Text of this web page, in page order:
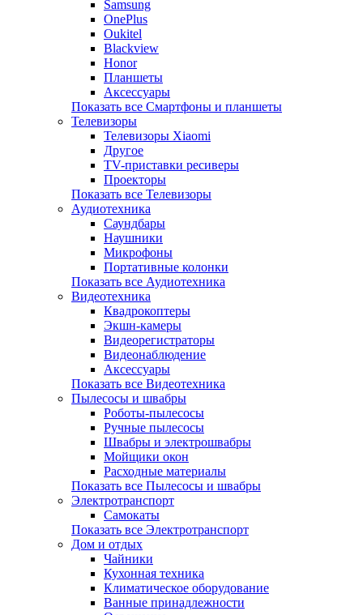
Samsung
OnePlus
Oukitel
Blackview
Honor
Планшеты
Аксессуары
Показать все Смартфоны и планшеты
Телевизоры
Телевизоры Xiaomi
Другое
TV-приставки ресиверы
Проекторы
Показать все Телевизоры
Аудиотехника
Саундбары
Наушники
Микрофоны
Портативные колонки
Показать все Аудиотехника
Видеотехника
Квадрокоптеры
Экшн-камеры
Видеорегистраторы
Видеонаблюдение
Аксессуары
Показать все Видеотехника
Пылесосы и швабры
Роботы-пылесосы
Ручные пылесосы
Швабры и электрошвабры
Мойщики окон
Расходные материалы
Показать все Пылесосы и швабры
Электротранспорт
Самокаты
Показать все Электротранспорт
Дом и отдых
Чайники
Кухонная техника
Климатическое оборудование
Ванные принадлежности